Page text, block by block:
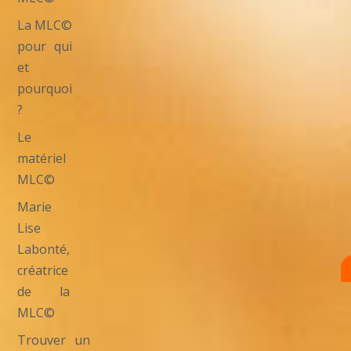
La MLC©
pour qui
et
pourquoi
?
Le
matériel
MLC©
Marie
Lise
Labonté,
créatrice
de la
MLC©
Trouver un